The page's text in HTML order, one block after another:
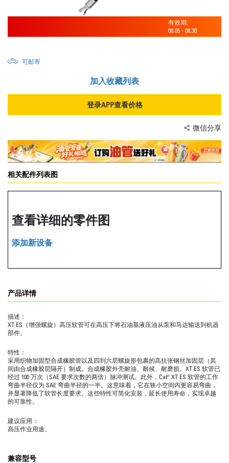
有效期:
08.05 - 08.30
可邮寄
加入收藏列表
登录APP查看价格
微信分享
相关配件列表图
查看详细的零件图
添加新设备
产品详情
描述：
XT ES（增强螺旋）高压软管可在高压下将石油基液压油从泵和马达输送到机器
部件。
特性：
采用织物加固型合成橡胶管以及四到六层螺旋形包裹的高抗张钢丝加固层（其
间由合成橡胶层隔开）制成。合成橡胶外壳耐油、耐候、耐磨损。XT ES 软管已
经过 100 万次（SAE 要求次数的两倍）脉冲测试。此外，Cat® XT ES 软管的工作
弯曲半径仅为 SAE 弯曲半径的一半。这意味着，它在狭小空间内更容易弯曲，
并显著降低了软管长度要求。这些特性可简化安装，延长使用寿命，实现卓越
的可靠性。
建议应用：
高压作业用途。
兼容型号